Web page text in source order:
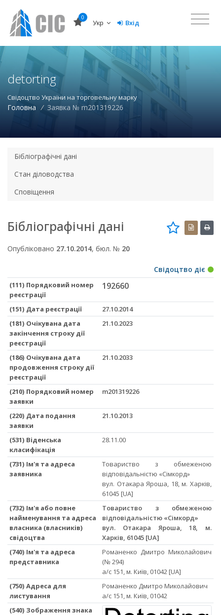
0
Укр Вхід
detorting
Свідоцтво України на торговельну марку
Головна / Заявка № m201319226
Бібліографічні дані
Стан діловодства
Сповіщення
Бібліографічні дані
Опубліковано 27.10.2014, бюл. № 20
Свідоцтво діє
(111) Порядковий номер
реєстрації
192660
(151) Дата реєстрації
27.10.2014
(181) Очікувана дата
закінчення строку дії
реєстрації
21.10.2023
(186) Очікувана дата
продовження строку дії
реєстрації
21.10.2033
(210) Порядковий номер
заявки
m201319226
(220) Дата подання
заявки
21.10.2013
(531) Віденська
класифікація
28.11.00
(731) Ім'я та адреса
заявника
Товариство з обмеженою
відповідальністю «Сімкорд»
вул. Отакара Яроша, 18, м. Харків,
61045 [UA]
(732) Ім'я або повне
найменування та адреса
власника (власників)
свідоцтва
Товариство з обмеженою
відповідальністю «Сімкорд»
вул. Отакара Яроша, 18, м.
Харків, 61045 [UA]
(740) Ім'я та адреса
представника
Романенко Дмитро Миколайович
(№ 294)
а/с 151, м. Київ, 01042 [UA]
(750) Адреса для
листування
Романенко Дмитро Миколайович
а/с 151, м. Київ, 01042
(540) Зображення знака